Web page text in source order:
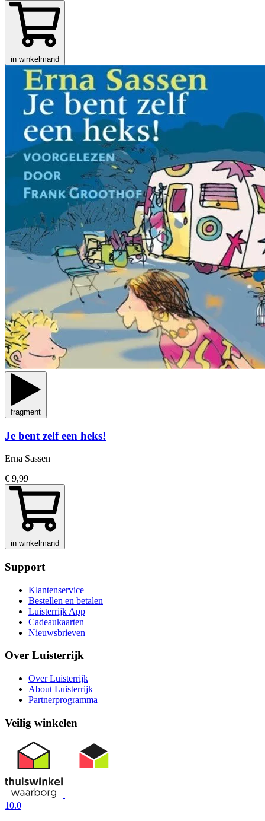
in winkelmand
fragment
Je bent zelf een heks!
Erna Sassen
€ 9,99
in winkelmand
Support
Klantenservice
Bestellen en betalen
Luisterrijk App
Cadeaukaarten
Nieuwsbrieven
Over Luisterrijk
Over Luisterrijk
About Luisterrijk
Partnerprogramma
Veilig winkelen
10.0